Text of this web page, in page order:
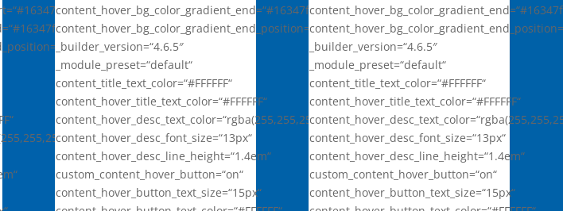
content_hover_bg_color_gradient_end=“#16347f“
content_hover_bg_color_gradient_end_position=“71%“
_builder_version=“4.6.5″
_module_preset=“default“
content_title_text_color=“#FFFFFF“
content_hover_title_text_color=“#FFFFFF“
content_hover_desc_text_color=“rgba(255,255,255,0.7)“
content_hover_desc_font_size=“13px“
content_hover_desc_line_height=“1.4em“
custom_content_hover_button=“on“
content_hover_button_text_size=“15px“
_builder_version=“4.6.5″
_module_preset=“default“
content_title_text_color=“#FFFFFF“
content_hover_title_text_color=“#FFFFFF“
content_hover_desc_font_size=“13px“
content_hover_desc_line_height=“1.4em“
custom_content_hover_button=“on“
content_hover_button_text_size=“15px“